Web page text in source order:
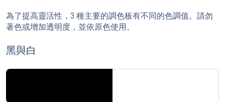
為了提高靈活性，3 種主要的調色板有不同的色調值。請勿
著色或增加透明度，並依原色使用。
黑與白